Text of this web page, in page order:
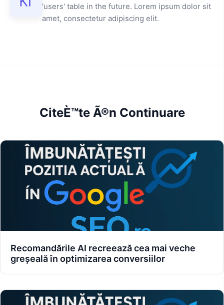
'users' table in the future. Lorem ipsum dolor sit
amet, consectetur adipiscing elit.
CiteÈ™te Ã®n Continuare
Recomandările AI recreează cea mai veche
greșeală în optimizarea conversiilor